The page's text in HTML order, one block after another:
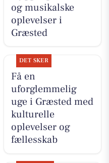
og musikalske
oplevelser i
Græsted
DET SKER
Få en
uforglemmelig
uge i Græsted med
kulturelle
oplevelser og
fællesskab